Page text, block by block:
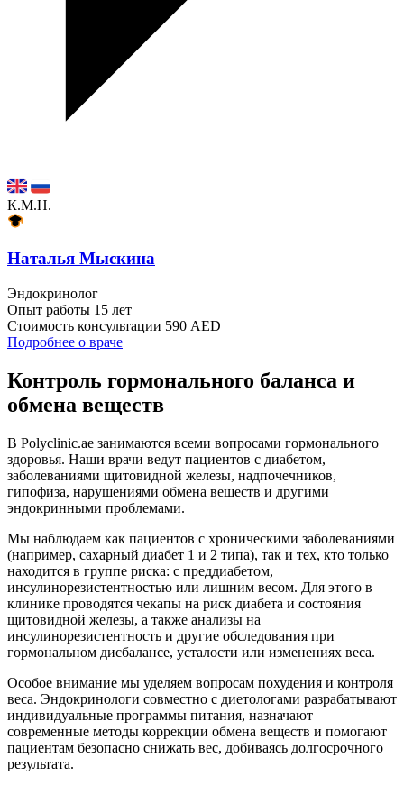
К.М.Н.
Наталья Мыскина
Эндокринолог
Опыт работы 15 лет
Стоимость консультации 590 AED
Подробнее о враче
Контроль гормонального баланса и
обмена веществ
В Polyclinic.ae занимаются всеми вопросами гормонального
здоровья. Наши врачи ведут пациентов с диабетом,
заболеваниями щитовидной железы, надпочечников,
гипофиза, нарушениями обмена веществ и другими
эндокринными проблемами.
Мы наблюдаем как пациентов с хроническими заболеваниями
(например, сахарный диабет 1 и 2 типа), так и тех, кто только
находится в группе риска: с преддиабетом,
инсулинорезистентностью или лишним весом. Для этого в
клинике проводятся чекапы на риск диабета и состояния
щитовидной железы, а также анализы на
инсулинорезистентность и другие обследования при
гормональном дисбалансе, усталости или изменениях веса.
Особое внимание мы уделяем вопросам похудения и контроля
веса. Эндокринологи совместно с диетологами разрабатывают
индивидуальные программы питания, назначают
современные методы коррекции обмена веществ и помогают
пациентам безопасно снижать вес, добиваясь долгосрочного
результата.